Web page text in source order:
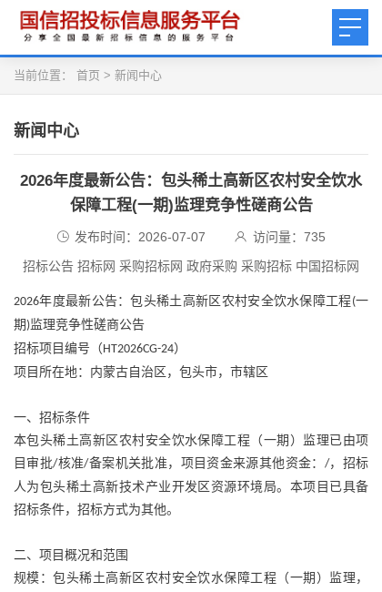
当前位置： 首页 > 新闻中心
新闻中心
2026年度最新公告：包头稀土高新区农村安全饮水
保障工程(一期)监理竞争性磋商公告
发布时间：2026-07-07 访问量： 735
招标公告 招标网 采购招标网 政府采购 采购招标 中国招标网
2026年度最新公告：包头稀土高新区农村安全饮水保障工程(一
期 )监理竞争性磋商公告
招标项目编号（HT2026CG-24）
项目所在地：内蒙古自治区，包头市，市辖区
一、招标条件
本包头稀土高新区农村安全饮水保障工程（一期）监理已由项
目审批/核准/备案机关批准，项目资金来源其他资金： /，招标
人为包头稀土高新技术产业开发区资源环境局。本项目已具备
招标条件，招标方式为其他。
二、项目概况和范围
规模：包头稀土高新区农村安全饮水保障工程（一期）监理，